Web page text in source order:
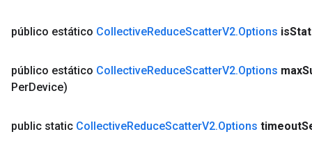
público estático CollectiveReduceScatterV2.Options is
público estático CollectiveReduceScatterV2.Options max
PerDevice)
public static CollectiveReduceScatterV2.Options timeout